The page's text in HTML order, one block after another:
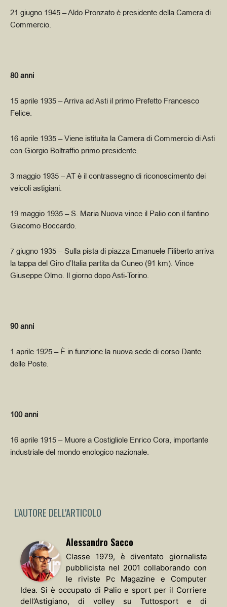
21 giugno 1945 – Aldo Pronzato è presidente della Camera di
Commercio.
80 anni
15 aprile 1935 – Arriva ad Asti il primo Prefetto Francesco
Felice.
16 aprile 1935 –Viene istituita la Camera di Commercio di Asti
con Giorgio Boltraffio primo presidente.
3 maggio 1935 – AT è il contrassegno di riconoscimento dei
veicoli astigiani.
19 maggio 1935 – S. Maria Nuova vince il Palio con il fantino
Giacomo Boccardo.
7 giugno 1935 – Sulla pista di piazza Emanuele Filiberto arriva
la tappa del Giro d’Italia partita da Cuneo (91 km). Vince
Giuseppe Olmo. Il giorno dopo Asti-Torino.
90 anni
1 aprile 1925 – È in funzione la nuova sede di corso Dante
delle Poste.
100 anni
16 aprile 1915 – Muore a Costigliole Enrico Cora, importante
industriale del mondo enologico nazionale.
L'AUTORE DELL'ARTICOLO
Alessandro Sacco
Classe 1979, è diventato giornalista
pubblicista nel 2001 collaborando con
le riviste Pc Magazine e Computer
Idea. Si è occupato di Palio e sport per il Corriere
dell’Astigiano, di volley su Tuttosport e di